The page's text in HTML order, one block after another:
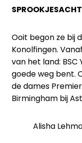
Ooit begon ze bij
Konolfingen.
van het land: BSC
goede weg bent.
de dames
Birmingham bij
Alisha